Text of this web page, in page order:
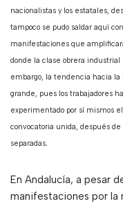
nacionalistas y los estatales,
tampoco se pudo saldar aquí con
manifestaciones que
donde la clase obrera industrial
embargo, la tendencia hacia la
grande, pues los trabajadores
experimentado por sí mismos
convocatoria unida, después
separadas.
En Andalucía, a pesar
manifestaciones por la